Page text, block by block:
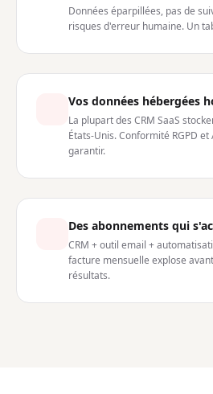
Données éparpillées, pas de
risques d'erreur humaine. Un
Vos données hébergées
La plupart des CRM SaaS
États-Unis. Conformité RGPD
garantir.
Des abonnements qui
CRM + outil email +
facture mensuelle explose
résultats.